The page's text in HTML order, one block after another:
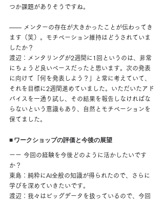
つか課題がありそうですね。
―― メンターの存在が大きかったことが伝わってき
ます（笑）。モチベーション維持はどうされていま
したか？
渡辺：メンタリングが2週間に1回というのは、非常
にちょうど良いペースだったと思います。次の発表
に向けて「何を発表しよう？」と常に考えていて、
それを目標に2週間進めていました。いただいたアド
バイスを一通り試し、その結果を報告しなければな
らないという意識もあり、自然とモチベーションを
保てました。
■ ワークショップの評価と今後の展望
ーー 今回の経験を今後どのように活かしたいです
か？
東島：純粋にAI全般の知識が得られたので、さらに
学びを深めていきたいです。
渡辺：我々はビッグデータを扱っているので、今回